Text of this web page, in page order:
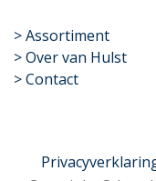
​>Assortiment
> Over van Hulst
> Contact